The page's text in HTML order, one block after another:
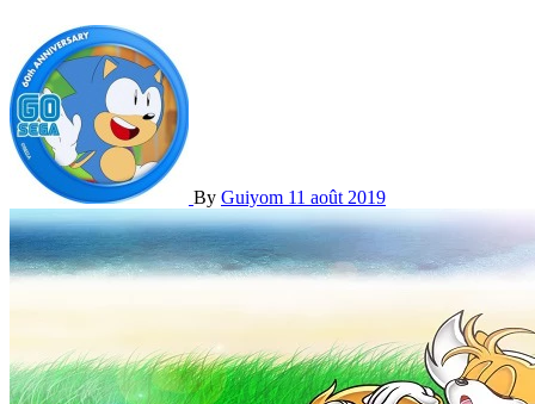
By Guiyom 11 août 2019